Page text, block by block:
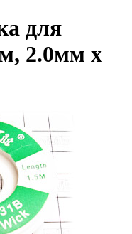
для
2.0мм х